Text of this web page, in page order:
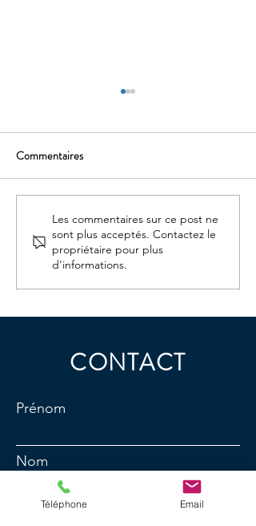
Commentaires
Les commentaires sur ce post ne
sont plus acceptés. Contactez le
propriétaire pour plus
d'informations.
CONTACT
Prénom
Nom
E-mail
Téléphone Email